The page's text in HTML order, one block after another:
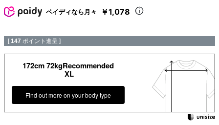
ペイディなら月々 ￥1,078
[ 147 ポイント進呈 ]
172cm 72kgRecommended
XL
Find out more on your body type